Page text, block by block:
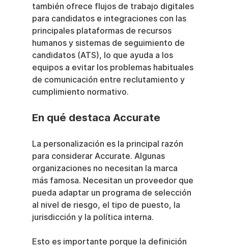
también ofrece flujos de trabajo digitales
para candidatos e integraciones con las
principales plataformas de recursos
humanos y sistemas de seguimiento de
candidatos (ATS), lo que ayuda a los
equipos a evitar los problemas habituales
de comunicación entre reclutamiento y
cumplimiento normativo.
En qué destaca Accurate
La personalización es la principal razón
para considerar Accurate. Algunas
organizaciones no necesitan la marca
más famosa. Necesitan un proveedor que
pueda adaptar un programa de selección
al nivel de riesgo, el tipo de puesto, la
jurisdicción y la política interna.
Esto es importante porque la definición